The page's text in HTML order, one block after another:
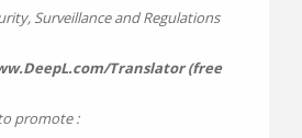
Surveillance and Regulations
Translator (free
promote :